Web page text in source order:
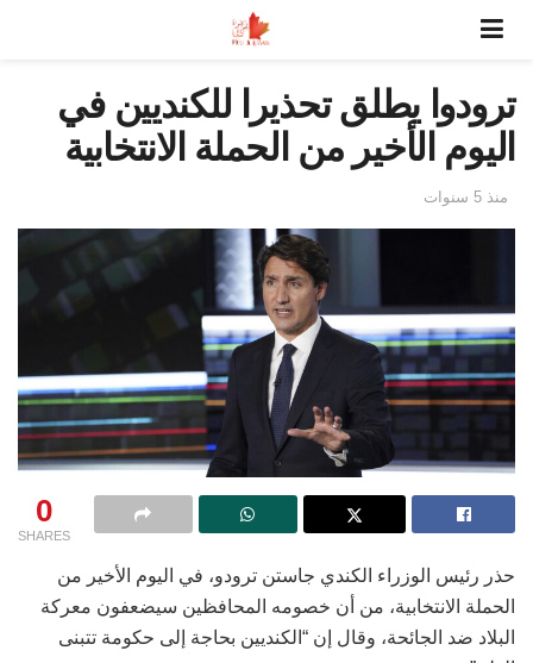
ترودوا يطلق تحذيرا للكنديين في
اليوم الأخير من الحملة الانتخابية
منذ 5 سنوات
0
SHARES
حذر رئيس الوزراء الكندي جاستن ترودو، في اليوم الأخير من
الحملة الانتخابية، من أن خصومه المحافظين سيضعفون معركة
البلاد ضد الجائحة، وقال إن “الكنديين بحاجة إلى حكومة تتبنى